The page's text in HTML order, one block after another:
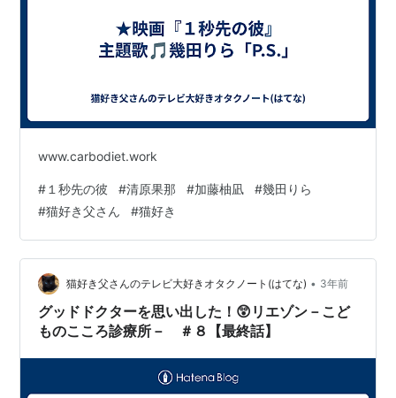
www.carbodiet.work
# １秒先の彼 #清原果那 #加藤柚凪 #幾田りら
#猫好き父さん #猫好き
猫好き父さんのテレビ大好きオタクノート(はてな) • 3年前
グッドドクターを思い出した！😲リエゾン－こど
ものこころ診療所－ ＃８【最終話】